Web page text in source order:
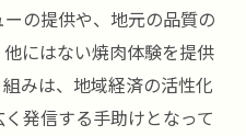
の提供や、地元の品質の
にはない焼肉体験を提供
みは、地域経済の活性化
発信する手助けとなって